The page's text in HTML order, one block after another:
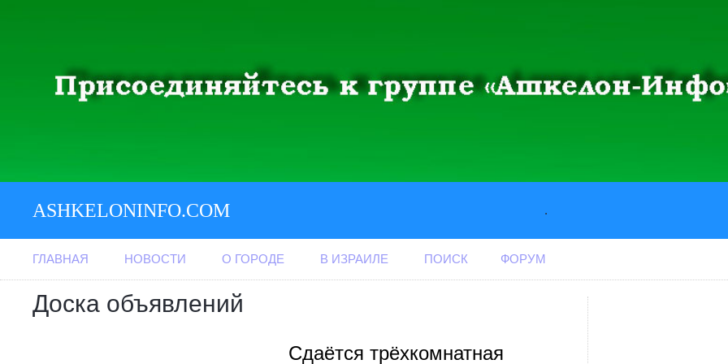
ASHKELONINFO.COM .
ГЛАВНАЯ НОВОСТИ О ГОРОДЕ В ИЗРАИЛЕ ПОИСК ФОРУМ
Доска объявлений
Сдаётся трёхкомнатная